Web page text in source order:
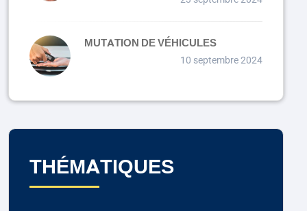
MUTATION DE VÉHICULES
10 septembre 2024
THÉMATIQUES